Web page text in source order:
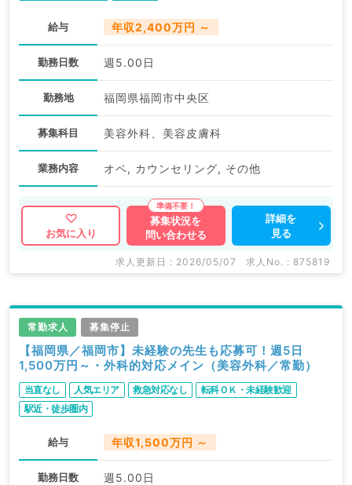
給与 年収2,400万円 ～
勤務日数 週5.00日
勤務地 福岡県福岡市中央区
募集科目 美容外科、美容皮膚科
業務内容 オペ, カウンセリング, その他
お気に入り
募集状況を
問い合わせる
詳細を
見る
求人更新日 : 2026/05/07 求人No. : 875819
常勤求人 募集停止
【福岡県／福岡市】未経験の先生も応募可！週5日
1,500万円～・外科的対応メイン（美容外科／常勤）
当直なし 人気エリア 救急対応なし
転科ＯＫ・未経験歓迎
駅近・徒歩圏内
給与 年収1,500万円 ～
勤務日数 週5.00日